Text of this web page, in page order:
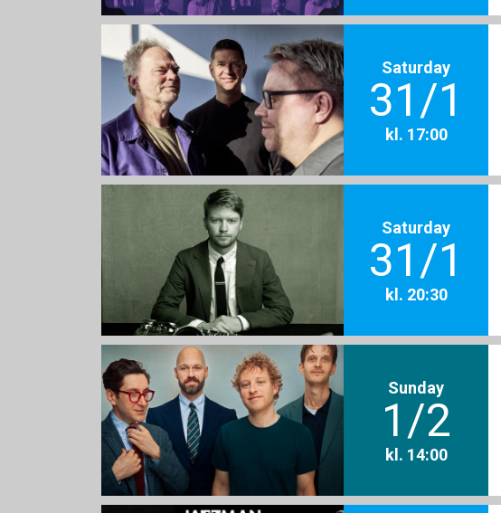
Saturday
31/1
kl. 17:00
Saturday
31/1
kl. 20:30
Sunday
1/2
kl. 14:00